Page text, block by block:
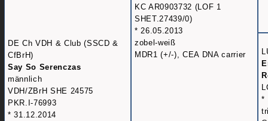
DE Ch VDH & Club (SSCD &
CfBrH)
Say So Serenczas
männlich
VDH/ZBrH SHE 24575
PKR.I-76993
* 31.12.2014
KC AR0903732 (LOF 1
SHET.27439/0)
* 26.05.2013
zobel-weiß
MDR1 (+/-), CEA DNA carrier
*